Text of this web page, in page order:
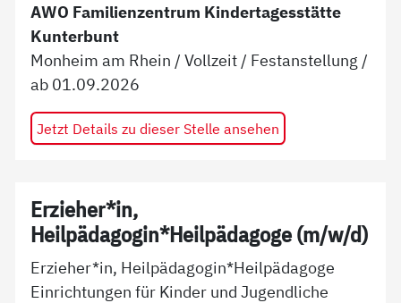
AWO Familienzentrum Kindertagesstätte
Kunterbunt
Monheim am Rhein /Vollzeit / Festanstellung /
ab 01.09.2026
Jetzt Details zu dieser Stelle ansehen
Erzieher*in,
Heilpädagogin*Heilpädagoge (m/w/d)
Erzieher*in, Heilpädagogin*Heilpädagoge
Einrichtungen für Kinder und Jugendliche